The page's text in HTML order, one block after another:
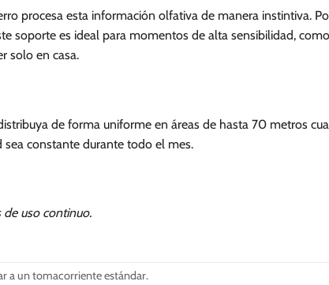
procesa esta información olfativa de manera instintiva.
soporte es ideal para momentos de alta sensibilidad,
solo en casa.
de forma uniforme en áreas de hasta 70 metros
sea constante durante todo el mes.
de uso continuo.
a un tomacorriente estándar.